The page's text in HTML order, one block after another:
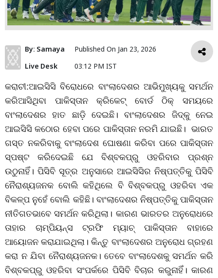
By: Samaya
Live Desk
Published On Jan 23, 2026
03:12 PM IST
କରାଚୀ:ଆଇସିସି ବିରୋଧରେ ବାଂଲାଦେଶର ଆଭିମୁଖ୍ୟକୁ ସମର୍ଥନ
କରିଆସିଥିବା
ପାକିସ୍ତାନ କ୍ରିକେଟ୍
ବୋର୍ଡ ଠିକ୍‌ ସମୟରେ
ବାଂଲାଦେଶର ହାତ ଛାଡ଼ି ଦେଇଛି।
ବାଂଲାଦେଶର ଜିଦ୍‌କୁ
ନେଇ
ଆଇସିସି କଠୋର ହେବା ପରେ ପାକିସ୍ତାନ ନରମି ଯାଇଛି। ଭାରତ
ଗସ୍ତ ନକରିବାକୁ ବାଂଲାଦେଶ ଘୋଷଣା କରିବା ପରେ ପାକିସ୍ତାନ
ସ୍ପଷ୍ଟ
କରିଦେଇଛି ଯେ ବିଶ୍ବକପ୍‌ରୁ ଓହରିବାର
ପ୍ରଶ୍ନ
ଉଠୁନାହିଁ। ପିସିବି ସୂତ୍ର ଅନୁସାରେ ଆଇସିସିର ନିଷ୍ପତ୍ତିକୁ ପିସିବି
ନୈରାଶ୍ୟଜନକ ବୋଲି କହିଥିଲେ ବି ବିଶ୍ବକପ୍‌ରୁ ଓହରିବା ଏକ
ବିକଳ୍ପ ନୁହେଁ ବୋଲି କହିଛି। ବାଂଲାଦେଶର ନିଷ୍ପତ୍ତିକୁ ପାକିସ୍ତାନ
ନୀତିଗତଭାବେ ସମର୍ଥନ କରିଥିଲା। କାରଣ ଭାରତର ଅନୁରୋଧରେ
ତାହାର
ଚାମ୍ପିୟନ୍ସ ଟ୍ରଫି ମ୍ୟାଚ୍‌ ପାକିସ୍ତାନ
ବାହାରେ
ଆୟୋଜନ କରାଯାଇଥିଲା। କିନ୍ତୁ ବାଂଲାଦେଶର ଅନୁରୋଧ ଗ୍ରହଣ
କରା ନ ଯିବା ନୈରାଶ୍ୟଜନକ। ତେବେ ବାଂଲାଦେଶକୁ ସମର୍ଥନ କରି
ବିଶ୍ବକପ୍‌ରୁ ଓହରିବା ସଂପର୍କରେ ପିସିବି ବିଚାର କରୁନାହିଁ। କାରଣ